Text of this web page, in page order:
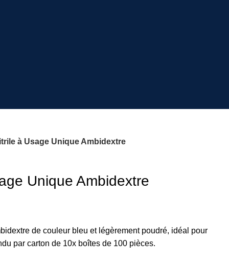
à Usage Unique Ambidextre
Unique Ambidextre
de couleur bleu et légèrement poudré, idéal pour
par carton de 10x boîtes de 100 pièces.